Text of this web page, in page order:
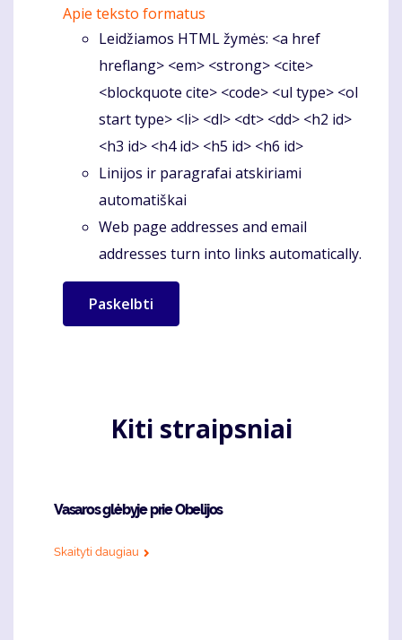
Apie teksto formatus
Leidžiamos HTML žymės: <a href
hreflang> <em> <strong> <cite>
<blockquote cite> <code> <ul type> <ol
start type> <li> <dl> <dt> <dd> <h2 id>
<h3 id> <h4 id> <h5 id> <h6 id>
Linijos ir paragrafai atskiriami
automatiškai
Web page addresses and email
addresses turn into links automatically.
Kiti straipsniai
Vasaros glėbyje prie Obelijos
Skaityti daugiau